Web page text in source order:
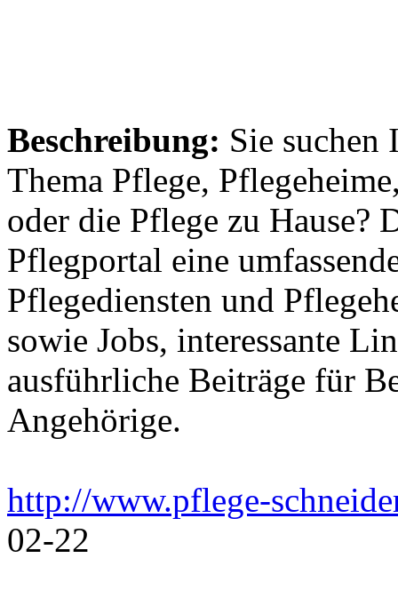
Beschreibung: Sie suchen
Thema Pflege,
oder die Pflege zu Hause?
Pflegportal eine
Pflegediensten und
sowie Jobs, interessante
ausführliche Beiträge für
Angehörige.
http://www.pflege-
02-22